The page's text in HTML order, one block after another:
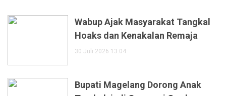
Wabup Ajak Masyarakat Tangkal
Hoaks dan Kenakalan Remaja
30 Juli 2026 13:04
Bupati Magelang Dorong Anak